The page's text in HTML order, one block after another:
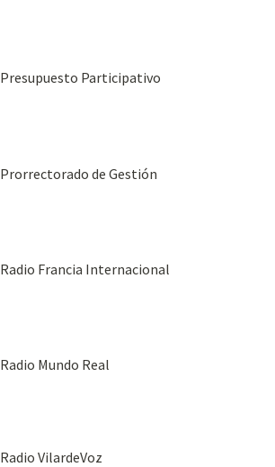
Presupuesto Participativo
Prorrectorado de Gestión
Radio Francia Internacional
Radio Mundo Real
Radio VilardeVoz